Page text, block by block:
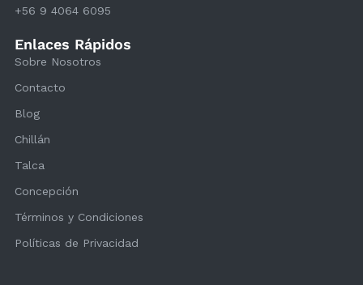
+56 9 4064 6095
Enlaces Rápidos
Sobre Nosotros
Contacto
Blog
Chillán
Talca
Concepción
Términos y Condiciones
Políticas de Privacidad